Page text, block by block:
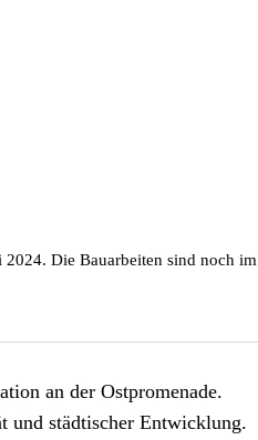
Die Bauarbeiten sind noch im
an der Ostpromenade.
und städtischer Entwicklung.